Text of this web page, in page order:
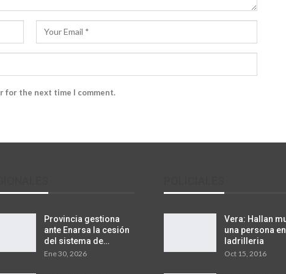
for the next time I comment.
Provincia gestiona
ante Enarsa la cesión
del sistema de…
Ene 30, 2026
Vera: Hallan
una persona
ladrilleria
Oct 15, 2016